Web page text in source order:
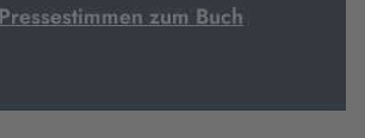
zum Buch